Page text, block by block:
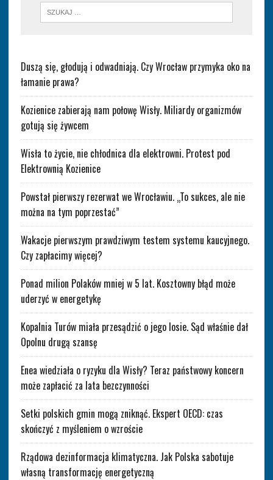
Duszą się, głodują i odwadniają. Czy Wrocław przymyka oko na
łamanie prawa?
Kozienice zabierają nam połowę Wisły. Miliardy organizmów
gotują się żywcem
Wisła to życie, nie chłodnica dla elektrowni. Protest pod
Elektrownią Kozienice
Powstał pierwszy rezerwat we Wrocławiu. „To sukces, ale nie
można na tym poprzestać”
Wakacje pierwszym prawdziwym testem systemu kaucyjnego.
Czy zapłacimy więcej?
Ponad milion Polaków mniej w 5 lat. Kosztowny błąd może
uderzyć w energetykę
Kopalnia Turów miała przesądzić o jego losie. Sąd właśnie dał
Opolnu drugą szansę
Enea wiedziała o ryzyku dla Wisły? Teraz państwowy koncern
może zapłacić za lata bezczynności
Setki polskich gmin mogą zniknąć. Ekspert OECD: czas
skończyć z myśleniem o wzroście
Rządowa dezinformacja klimatyczna. Jak Polska sabotuje
własną transformację energetyczną